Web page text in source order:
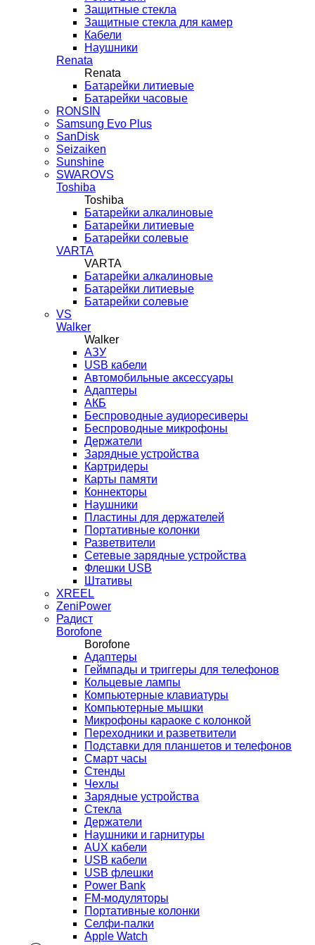
Защитные стекла
Защитные стекла для камер
Кабели
Наушники
Renata
Renata
Батарейки литиевые
Батарейки часовые
RONSIN
Samsung Evo Plus
SanDisk
Seizaiken
Sunshine
SWAROVS
Toshiba
Toshiba
Батарейки алкалиновые
Батарейки литиевые
Батарейки солевые
VARTA
VARTA
Батарейки алкалиновые
Батарейки литиевые
Батарейки солевые
VS
Walker
Walker
AЗУ
USB кабели
Автомобильные аксессуары
Адаптеры
АКБ
Беспроводные аудиоресиверы
Беспроводные микрофоны
Держатели
Зарядные устройства
Картридеры
Карты памяти
Коннекторы
Наушники
Пластины для держателей
Портативные колонки
Разветвители
Сетевые зарядные устройства
Флешки USB
Штативы
XREEL
ZeniPower
Радист
Borofone
Borofone
Адаптеры
Геймпады и триггеры для телефонов
Кольцевые лампы
Компьютерные клавиатуры
Компьютерные мышки
Микрофоны караоке с колонкой
Переходники и разветвители
Подставки для планшетов и телефонов
Смарт часы
Стенды
Чехлы
Зарядные устройства
Стекла
Держатели
Наушники и гарнитуры
AUX кабели
USB кабели
USB флешки
Power Bank
FM-модуляторы
Портативные колонки
Селфи-палки
Apple Watch